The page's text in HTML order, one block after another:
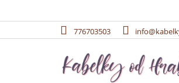
776703503